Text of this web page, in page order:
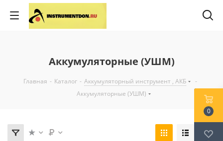
Аккумуляторные (УШМ)
Главная - Каталог - Аккумуляторный инструмент , АКБ
-
Аккумуляторные (УШМ)
0